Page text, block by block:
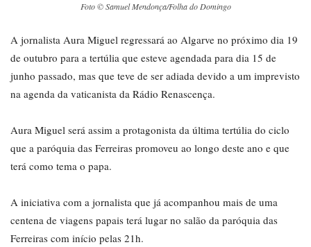
Foto © Samuel Mendonça/Folha do Domingo
A jornalista Aura Miguel regressará ao Algarve no próximo dia 19
de outubro para a tertúlia que esteve agendada para dia 15 de
junho passado, mas que teve de ser adiada devido a um imprevisto
na agenda da vaticanista da Rádio Renascença.
Aura Miguel será assim a protagonista da última tertúlia do ciclo
que a paróquia das Ferreiras promoveu ao longo deste ano e que
terá como tema o papa.
A iniciativa com a jornalista que já acompanhou mais de uma
centena de viagens papais terá lugar no salão da paróquia das
Ferreiras com início pelas 21h.